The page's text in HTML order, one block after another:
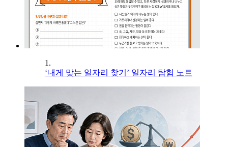
1.
‘내게 맞는 일자리 찾기’ 일자리 탐험 노트